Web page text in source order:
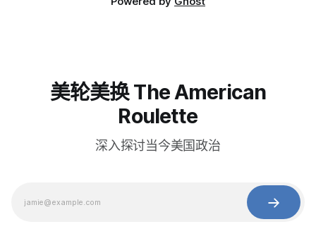
美轮美换 The American
Roulette
深入探讨当今美国政治